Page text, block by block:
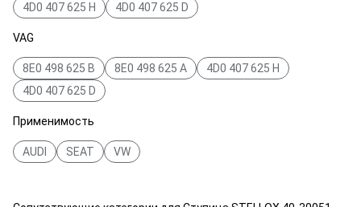
4D0 407 625 H
4D0 407 625 D
VAG
8E0 498 625 B 8E0 498 625 A
4D0 407 625 H
4D0 407 625 D
Применимость
AUDI SEAT VW